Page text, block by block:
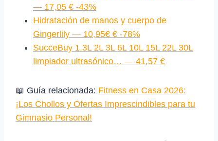
— 17,05 € -43%
Hidratación de manos y cuerpo de
Gingerlily — 10,95€ € -78%
SucceBuy 1.3L 2L 3L 6L 10L 15L 22L 30L
limpiador ultrasónico… — 41,57 €
📖 Guía relacionada: Fitness en Casa 2026:
¡Los Chollos y Ofertas Imprescindibles para tu
Gimnasio Personal!